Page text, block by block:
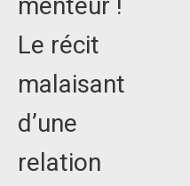
menteur !
Le récit
malaisant
d’une
relation